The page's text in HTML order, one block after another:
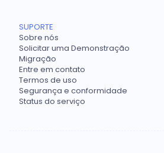
SUPORTE
Sobre nós
Solicitar uma Demonstração
Migração
Entre em contato
Termos de uso
Segurança e conformidade
Status do serviço